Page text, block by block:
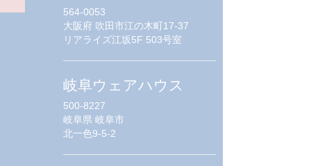
564-0053
大阪府 吹田市江の木町17-37
リアライズ江坂5F 503号室
岐阜ウェアハウス
500-8227
岐阜県 岐阜市
北一色9-5-2